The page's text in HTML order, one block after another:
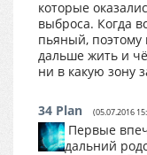
которые
выброса. Когда
пьяный, поэтому
дальше жить и
ни в какую зону
34 Plan (05.07.2016
Первые
дальний